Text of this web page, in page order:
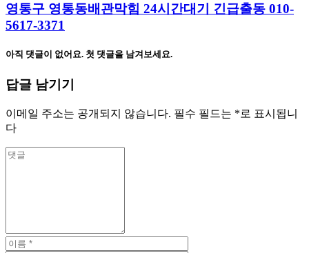
영통구 영통동배관막힘 24시간대기 긴급출동 010-
5617-3371
아직 댓글이 없어요. 첫 댓글을 남겨보세요.
답글 남기기
이메일 주소는 공개되지 않습니다. 필수 필드는 *로 표시됩니
다